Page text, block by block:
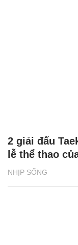
NHỊP SỐNG
2 giải đấu
lễ thể thao